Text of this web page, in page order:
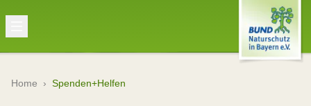
Home › Spenden+Helfen